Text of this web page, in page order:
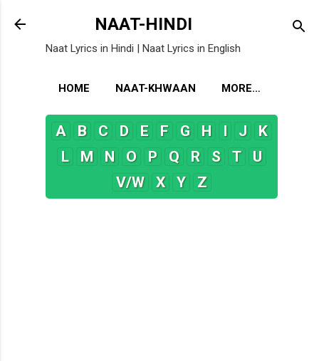
Skip to main content
NAAT-HINDI
Naat Lyrics in Hindi | Naat Lyrics in English
HOME NAAT-KHWAAN MORE…
A B C D E F G H I J
K
L
M N O P Q R S T
U
V/W
X Y Z